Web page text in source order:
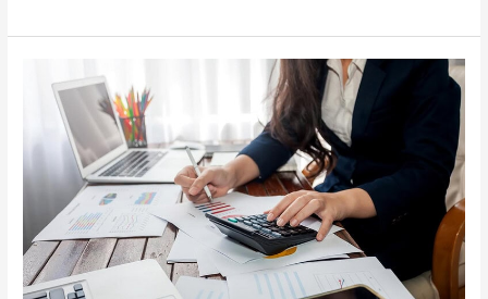
voor
boekhouder
als
mkb’er
boekhoudsoftware
gebruiken?
Zo